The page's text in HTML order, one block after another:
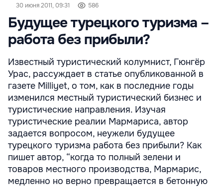
30 июня 2011, 09:31 586
Будущее турецкого туризма –
работа без прибыли?
Известный туристический колумнист, Гюнгёр
Урас, рассуждает в статье опубликованной в
газете Milliyet, о том, как в последние годы
изменился местный туристический бизнес и
туристические направления. Изучая
туристические реалии Мармариса, автор
задается вопросом, неужели будущее
турецкого туризма работа без прибыли? Как
пишет автор, “когда то полный зелени и
товаров местного производства, Мармарис,
медленно но верно превращается в бетонную